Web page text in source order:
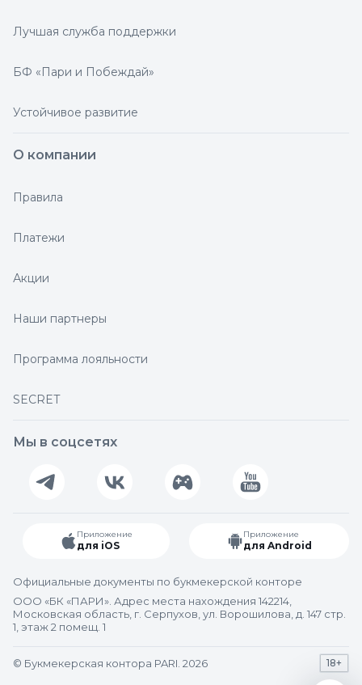
Лучшая служба поддержки
БФ «Пари и Побеждай»
Устойчивое развитие
О компании
Правила
Платежи
Акции
Наши партнеры
Программа лояльности
SECRET
Мы в соцсетях
Приложение
для iOS
Приложение
для Android
Официальные документы по букмекерской конторе
ООО «БК «ПАРИ». Адрес места нахождения 142214,
Московская область, г. Серпухов, ул. Ворошилова, д. 147 стр.
1, этаж 2 помещ. 1
© Букмекерская контора PARI. 2026 18+